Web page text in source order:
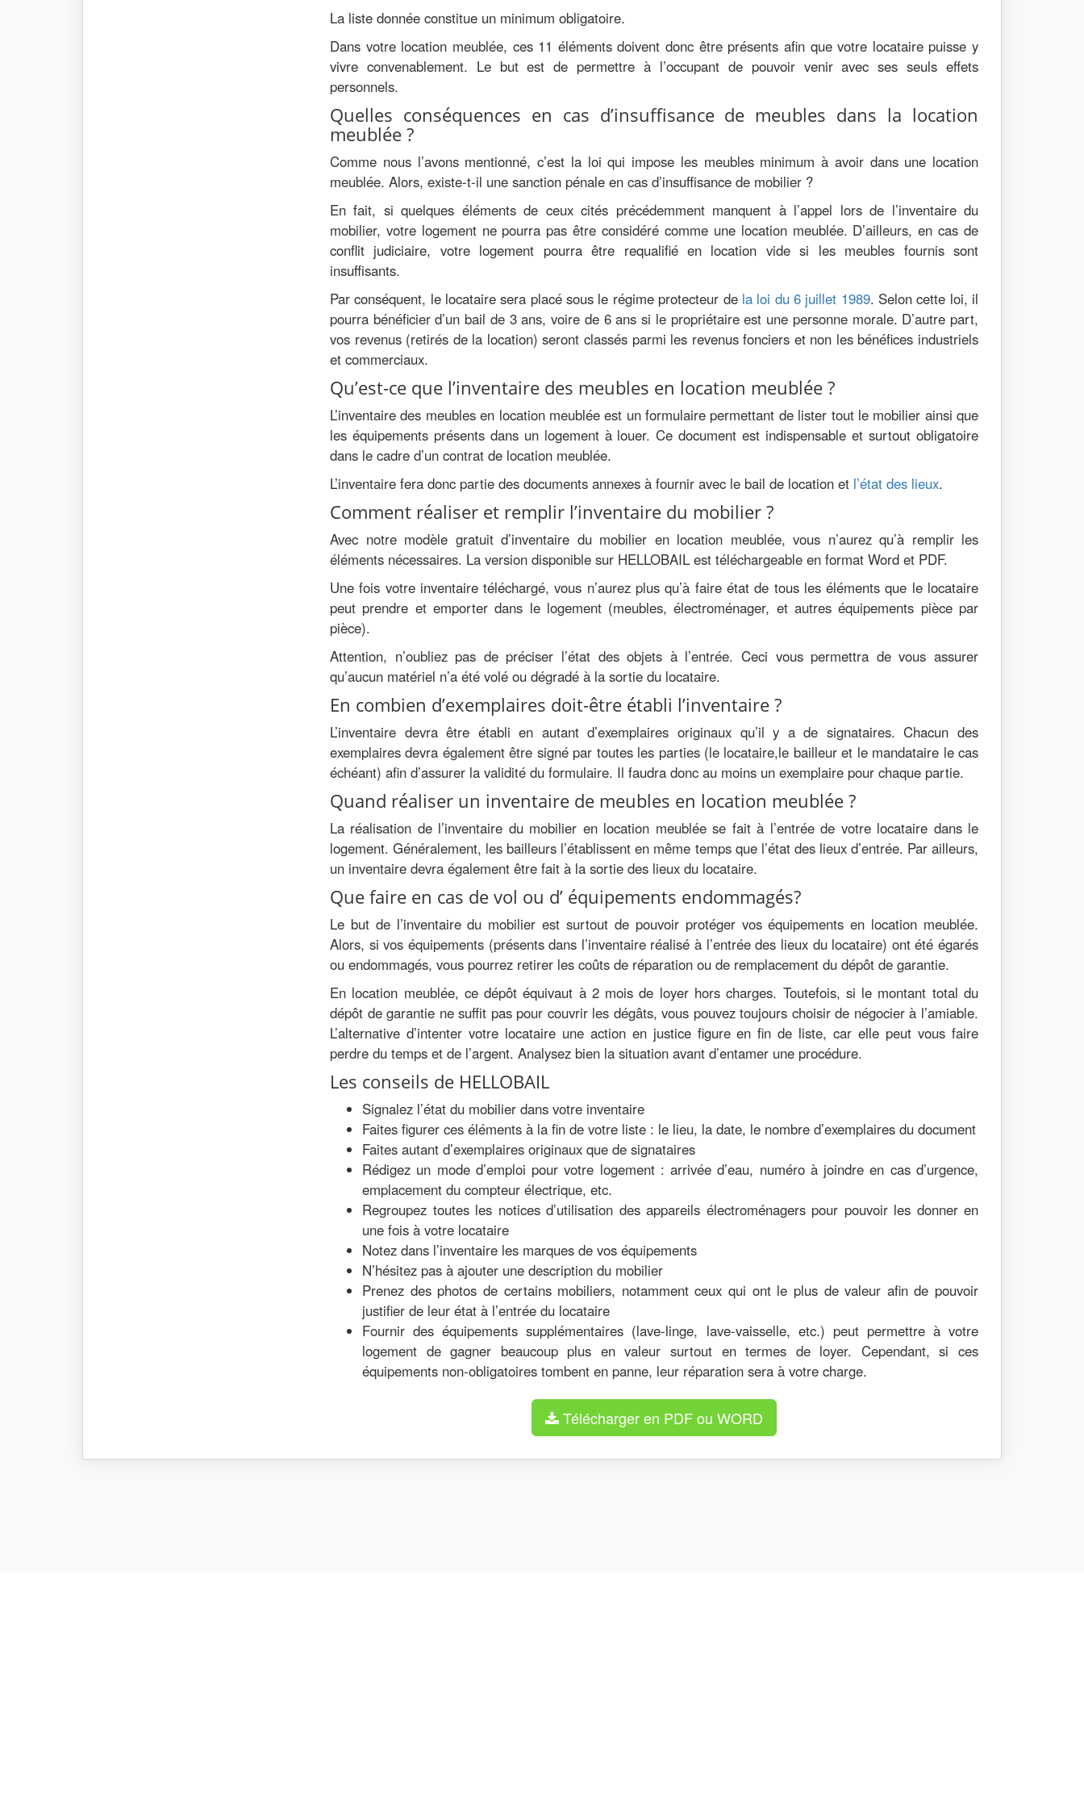
La liste donnée constitue un minimum obligatoire.
Dans votre location meublée, ces 11 éléments doivent donc être présents afin que votre locataire puisse y
vivre convenablement. Le but est de permettre à l’occupant de pouvoir venir avec ses seuls effets
personnels.
Quelles conséquences en cas d’insuffisance de meubles dans la location
meublée ?
Comme nous l’avons mentionné, c’est la loi qui impose les meubles minimum à avoir dans une location
meublée. Alors, existe-t-il une sanction pénale en cas d’insuffisance de mobilier ?
En fait, si quelques éléments de ceux cités précédemment manquent à l’appel lors de l’inventaire du
mobilier, votre logement ne pourra pas être considéré comme une location meublée. D’ailleurs, en cas de
conflit judiciaire, votre logement pourra être requalifié en location vide si les meubles fournis sont
insuffisants.
Par conséquent, le locataire sera placé sous le régime protecteur de la loi du 6 juillet 1989. Selon cette loi, il
pourra bénéficier d’un bail de 3 ans, voire de 6 ans si le propriétaire est une personne morale. D’autre part,
vos revenus (retirés de la location) seront classés parmi les revenus fonciers et non les bénéfices industriels
et commerciaux.
Qu’est-ce que l’inventaire des meubles en location meublée ?
L’inventaire des meubles en location meublée est un formulaire permettant de lister tout le mobilier ainsi que
les équipements présents dans un logement à louer. Ce document est indispensable et surtout obligatoire
dans le cadre d’un contrat de location meublée.
L’inventaire fera donc partie des documents annexes à fournir avec le bail de location et l’état des lieux.
Comment réaliser et remplir l’inventaire du mobilier ?
Avec notre modèle gratuit d’inventaire du mobilier en location meublée, vous n’aurez qu’à remplir les
éléments nécessaires. La version disponible sur HELLOBAIL est téléchargeable en format Word et PDF.
Une fois votre inventaire téléchargé, vous n’aurez plus qu’à faire état de tous les éléments que le locataire
peut prendre et emporter dans le logement (meubles, électroménager, et autres équipements pièce par
pièce).
Attention, n’oubliez pas de préciser l’état des objets à l’entrée. Ceci vous permettra de vous assurer
qu’aucun matériel n’a été volé ou dégradé à la sortie du locataire.
En combien d’exemplaires doit-être établi l’inventaire ?
L’inventaire devra être établi en autant d’exemplaires originaux qu’il y a de signataires. Chacun des
exemplaires devra également être signé par toutes les parties (le locataire,le bailleur et le mandataire le cas
échéant) afin d’assurer la validité du formulaire. Il faudra donc au moins un exemplaire pour chaque partie.
Quand réaliser un inventaire de meubles en location meublée ?
La réalisation de l’inventaire du mobilier en location meublée se fait à l’entrée de votre locataire dans le
logement. Généralement, les bailleurs l’établissent en même temps que l’état des lieux d’entrée. Par ailleurs,
un inventaire devra également être fait à la sortie des lieux du locataire.
Que faire en cas de vol ou d’ équipements endommagés?
Le but de l’inventaire du mobilier est surtout de pouvoir protéger vos équipements en location meublée.
Alors, si vos équipements (présents dans l’inventaire réalisé à l’entrée des lieux du locataire) ont été égarés
ou endommagés, vous pourrez retirer les coûts de réparation ou de remplacement du dépôt de garantie.
En location meublée, ce dépôt équivaut à 2 mois de loyer hors charges. Toutefois, si le montant total du
dépôt de garantie ne suffit pas pour couvrir les dégâts, vous pouvez toujours choisir de négocier à l’amiable.
L’alternative d’intenter votre locataire une action en justice figure en fin de liste, car elle peut vous faire
perdre du temps et de l’argent. Analysez bien la situation avant d’entamer une procédure.
Les conseils de HELLOBAIL
Signalez l’état du mobilier dans votre inventaire
Faites figurer ces éléments à la fin de votre liste : le lieu, la date, le nombre d’exemplaires du document
Faites autant d’exemplaires originaux que de signataires
Rédigez un mode d’emploi pour votre logement : arrivée d’eau, numéro à joindre en cas d’urgence,
emplacement du compteur électrique, etc.
Regroupez toutes les notices d’utilisation des appareils électroménagers pour pouvoir les donner en
une fois à votre locataire
Notez dans l’inventaire les marques de vos équipements
N’hésitez pas à ajouter une description du mobilier
Prenez des photos de certains mobiliers, notamment ceux qui ont le plus de valeur afin de pouvoir
justifier de leur état à l’entrée du locataire
Fournir des équipements supplémentaires (lave-linge, lave-vaisselle, etc.) peut permettre à votre
logement de gagner beaucoup plus en valeur surtout en termes de loyer. Cependant, si ces
équipements non-obligatoires tombent en panne, leur réparation sera à votre charge.
Télécharger en PDF ou WORD